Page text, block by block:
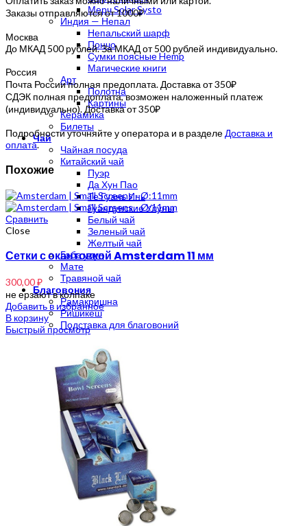
Мерч Solar Systo
Индия — Непал
Непальский шарф
Пончо
Сумки поясные Hemp
Магические книги
Арт
Полотна
Картины
Керамика
Билеты
Чай
Чайная посуда
Китайский чай
Пуэр
Да Хун Пао
Те Гуань Инь
Гуандунские Улуны
Белый чай
Зеленый чай
Желтый чай
Габа улун
Мате
Травяной чай
Благовония
Рамакришна
Ришикеш
Подставка для благовоний
Доставка и оплата
Контакты
Бренды
Заказы отправляются от 1000₽
Москва
До МКАД 500 рублей. За МКАД от 500 рублей индивидуально.
Россия
Почта России полная предоплата. Доставка от 350₽
СДЭК полная предоплата, возможен наложенный платеж
(индивидуально). Доставка от 350₽
Подробности уточняйте у оператора и в разделе Доставка и
оплата.
Похожие
Сравнить
Close
Сетки с окантовкой Amsterdam 11 мм
300,00₽
не ерзают в колпаке
Добавить в избранное
В корзину
Быстрый просмотр